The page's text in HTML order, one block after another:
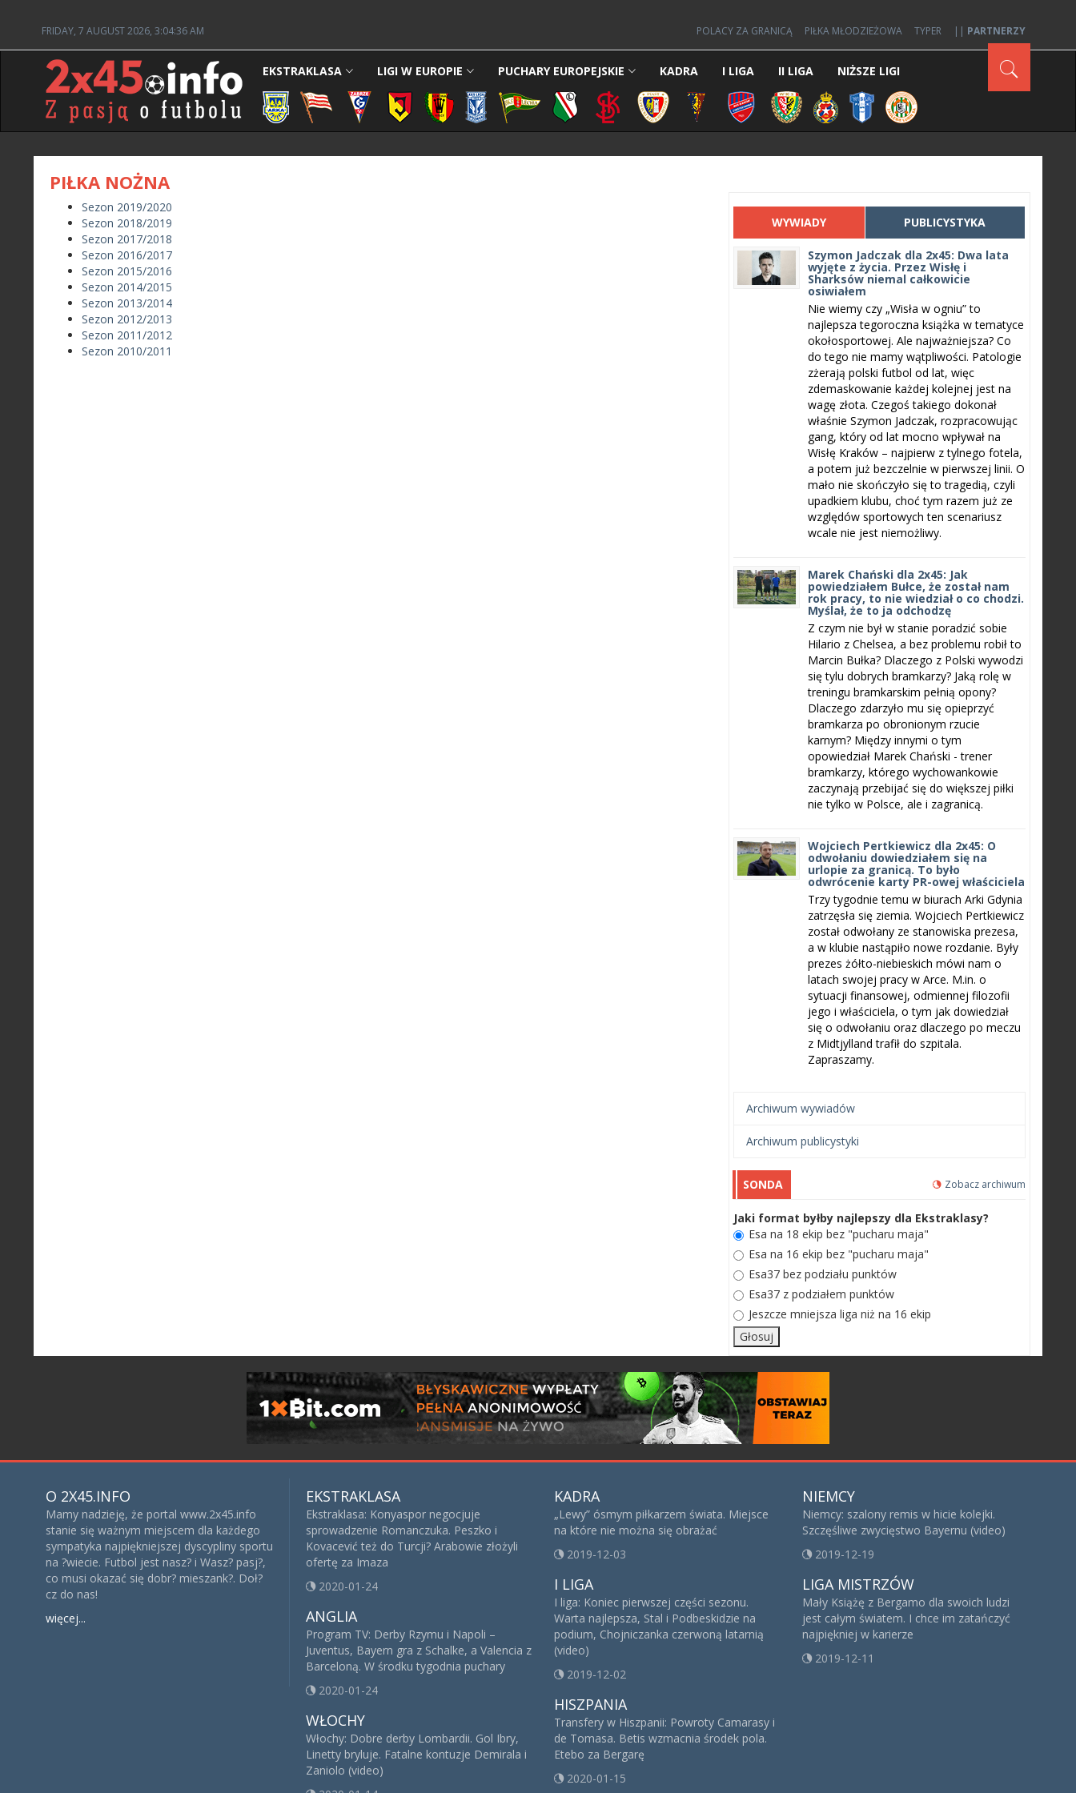
FRIDAY, 7 AUGUST 2026, 3:04:36 AM POLACY ZA GRANICĄ PIŁKA MŁODZIEŻOWA TYPER || PARTNERZY
EKSTRAKLASA LIGI W EUROPIE PUCHARY EUROPEJSKIE KADRA I LIGA II LIGA NIŻSZE LIGI
PIŁKA NOŻNA
Sezon 2019/2020
Sezon 2018/2019
Sezon 2017/2018
Sezon 2016/2017
Sezon 2015/2016
Sezon 2014/2015
Sezon 2013/2014
Sezon 2012/2013
Sezon 2011/2012
Sezon 2010/2011
WYWIADY PUBLICYSTYKA
Szymon Jadczak dla 2x45: Dwa lata
wyjęte z życia. Przez Wisłę i
Sharksów niemal całkowicie
osiwiałem
Nie wiemy czy „Wisła w ogniu” to
najlepsza tegoroczna książka w tematyce
okołosportowej. Ale najważniejsza? Co
do tego nie mamy wątpliwości. Patologie
zżerają polski futbol od lat, więc
zdemaskowanie każdej kolejnej jest na
wagę złota. Czegoś takiego dokonał
właśnie Szymon Jadczak, rozpracowując
gang, który od lat mocno wpływał na
Wisłę Kraków – najpierw z tylnego fotela,
a potem już bezczelnie w pierwszej linii. O
mało nie skończyło się to tragedią, czyli
upadkiem klubu, choć tym razem już ze
względów sportowych ten scenariusz
wcale nie jest niemożliwy.
Marek Chański dla 2x45: Jak
powiedziałem Bułce, że został nam
rok pracy, to nie wiedział o co chodzi.
Myślał, że to ja odchodzę
Z czym nie był w stanie poradzić sobie
Hilario z Chelsea, a bez problemu robił to
Marcin Bułka? Dlaczego z Polski wywodzi
się tylu dobrych bramkarzy? Jaką rolę w
treningu bramkarskim pełnią opony?
Dlaczego zdarzyło mu się opieprzyć
bramkarza po obronionym rzucie
karnym? Między innymi o tym
opowiedział Marek Chański - trener
bramkarzy, którego wychowankowie
zaczynają przebijać się do większej piłki
nie tylko w Polsce, ale i zagranicą.
Wojciech Pertkiewicz dla 2x45: O
odwołaniu dowiedziałem się na
urlopie za granicą. To było
odwrócenie karty PR-owej właściciela
Trzy tygodnie temu w biurach Arki Gdynia
zatrzęsła się ziemia. Wojciech Pertkiewicz
został odwołany ze stanowiska prezesa,
a w klubie nastąpiło nowe rozdanie. Były
prezes żółto-niebieskich mówi nam o
latach swojej pracy w Arce. M.in. o
sytuacji finansowej, odmiennej filozofii
jego i właściciela, o tym jak dowiedział
się o odwołaniu oraz dlaczego po meczu
z Midtjylland trafił do szpitala.
Zapraszamy.
Archiwum wywiadów
Archiwum publicystyki
SONDA Zobacz archiwum
Jaki format byłby najlepszy dla Ekstraklasy?
Esa na 18 ekip bez "pucharu maja"
Esa na 16 ekip bez "pucharu maja"
Esa37 bez podziału punktów
Esa37 z podziałem punktów
Jeszcze mniejsza liga niż na 16 ekip
O 2X45.INFO
Mamy nadzieję, że portal www.2x45.info
stanie się ważnym miejscem dla każdego
sympatyka najpiękniejszej dyscypliny sportu
na ?wiecie. Futbol jest nasz? i Wasz? pasj?,
co musi okazać się dobr? mieszank?. Doł?
cz do nas!
więcej...
EKSTRAKLASA
Ekstraklasa: Konyaspor negocjuje
sprowadzenie Romanczuka. Peszko i
Kovacević też do Turcji? Arabowie złożyli
ofertę za Imaza
2020-01-24
ANGLIA
Program TV: Derby Rzymu i Napoli –
Juventus, Bayern gra z Schalke, a Valencia z
Barceloną. W środku tygodnia puchary
2020-01-24
WŁOCHY
Włochy: Dobre derby Lombardii. Gol Ibry,
Linetty bryluje. Fatalne kontuzje Demirala i
Zaniolo (video)
KADRA
„Lewy” ósmym piłkarzem świata. Miejsce
na które nie można się obrażać
2019-12-03
I LIGA
I liga: Koniec pierwszej części sezonu.
Warta najlepsza, Stal i Podbeskidzie na
podium, Chojniczanka czerwoną latarnią
(video)
2019-12-02
HISZPANIA
Transfery w Hiszpanii: Powroty Camarasy i
de Tomasa. Betis wzmacnia środek pola.
Etebo za Bergarę
2020-01-15
NIEMCY
Niemcy: szalony remis w hicie kolejki.
Szczęśliwe zwycięstwo Bayernu (video)
2019-12-19
LIGA MISTRZÓW
Mały Książę z Bergamo dla swoich ludzi
jest całym światem. I chce im zatańczyć
najpiękniej w karierze
2019-12-11